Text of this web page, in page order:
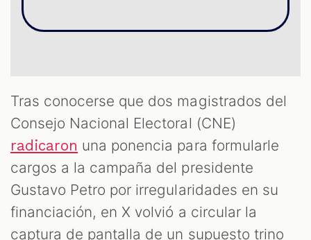
Tras conocerse que dos magistrados del
Consejo Nacional Electoral (CNE)
radicaron una ponencia para formularle
cargos a la campaña del presidente
Gustavo Petro por irregularidades en su
financiación, en X volvió a circular la
captura de pantalla de un supuesto trino